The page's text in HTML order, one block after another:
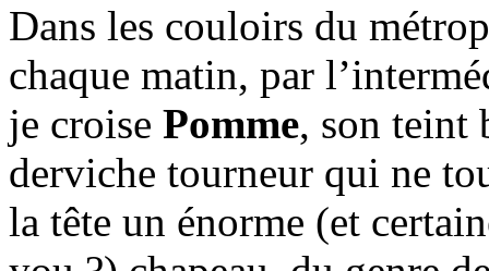
Dans les couloirs du
chaque matin, par
je croise Pomme, son teint
derviche tourneur qui ne
la tête un énorme (et